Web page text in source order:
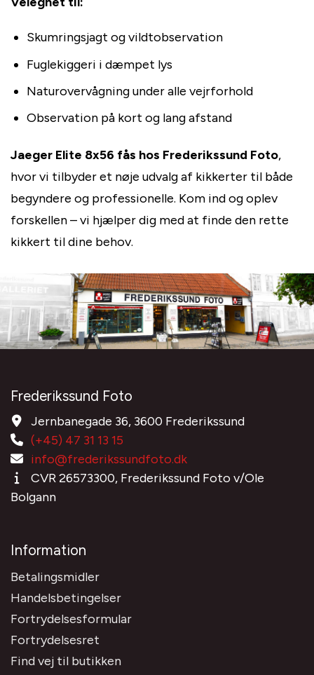
Skumringsjagt og vildtobservation
Fuglekiggeri i dæmpet lys
Naturovervågning under alle vejrforhold
Observation på kort og lang afstand
Jaeger Elite 8x56 fås hos Frederikssund Foto,
hvor vi tilbyder et nøje udvalg af kikkerter til både
begyndere og professionelle. Kom ind og oplev
forskellen – vi hjælper dig med at finde den rette
kikkert til dine behov.
Frederikssund Foto
Jernbanegade 36, 3600 Frederikssund
(+45) 47 31 13 15
info@frederikssundfoto.dk
CVR 26573300, Frederikssund Foto v/Ole
Bolgann
Information
Betalingsmidler
Handelsbetingelser
Fortrydelsesformular
Fortrydelsesret
Find vej til butikken